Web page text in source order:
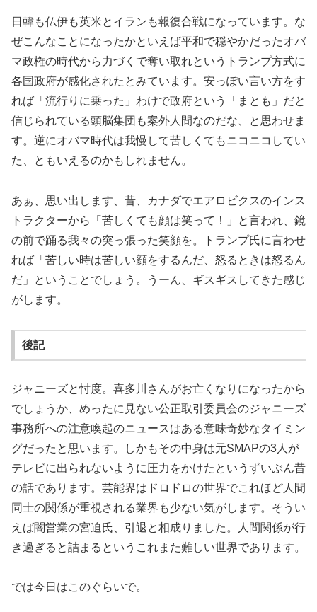
日韓も仏伊も英米とイランも報復合戦になっています。な
ぜこんなことになったかといえば平和で穏やかだったオバ
マ政権の時代から力づくで奪い取れというトランプ方式に
各国政府が感化されたとみています。安っぽい言い方をす
れば「流行りに乗った」わけで政府という「まとも」だと
信じられている頭脳集団も案外人間なのだな、と思わせま
す。逆にオバマ時代は我慢して苦しくてもニコニコしてい
た、ともいえるのかもしれません。
あぁ、思い出します、昔、カナダでエアロビクスのインス
トラクターから「苦しくても顔は笑って！」と言われ、鏡
の前で踊る我々の突っ張った笑顔を。トランプ氏に言わせ
れば「苦しい時は苦しい顔をするんだ、怒るときは怒るん
だ」ということでしょう。うーん、ギスギスしてきた感じ
がします。
後記
ジャニーズと忖度。喜多川さんがお亡くなりになったから
でしょうか、めったに見ない公正取引委員会のジャニーズ
事務所への注意喚起のニュースはある意味奇妙なタイミン
グだったと思います。しかもその中身は元SMAPの3人が
テレビに出られないように圧力をかけたというずいぶん昔
の話であります。芸能界はドロドロの世界でこれほど人間
同士の関係が重視される業界も少ない気がします。そうい
えば闇営業の宮迫氏、引退と相成りました。人間関係が行
き過ぎると詰まるというこれまた難しい世界であります。
では今日はこのぐらいで。